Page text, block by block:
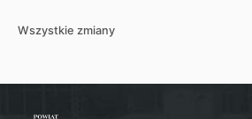
Wszystkie zmiany